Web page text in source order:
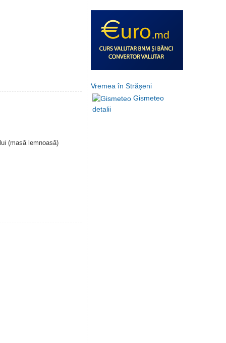
(masă lemnoasă)
Vremea în Strășeni
Gismeteo
detalii